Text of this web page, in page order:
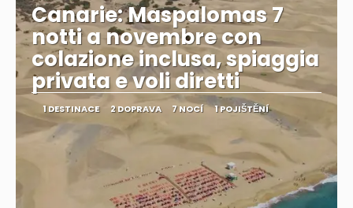
Canarie: Maspalomas 7
notti a novembre con
colazione inclusa, spiaggia
privata e voli diretti
1 DESTINACE 2 DOPRAVA 7 NOCÍ 1 POJIŠTĚNÍ